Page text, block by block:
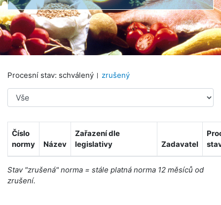
Procesní stav: schválený zrušený
Číslo
normy
Název
Zařazení dle
legislativy
Zadavatel
Stav "zrušená" norma = stále platná norma 12 měsíců od
zrušení.